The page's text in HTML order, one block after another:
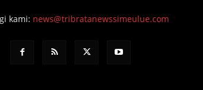
kami: news@tribratanewssimeulue.com